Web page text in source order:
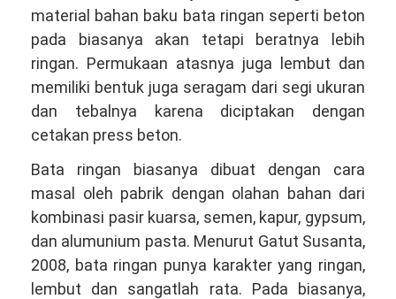
material bahan baku bata ringan seperti beton
pada biasanya akan tetapi beratnya lebih
ringan. Permukaan atasnya juga lembut dan
memiliki bentuk juga seragam dari segi ukuran
dan tebalnya karena diciptakan dengan
cetakan press beton.
Bata ringan biasanya dibuat dengan cara
masal oleh pabrik dengan olahan bahan dari
kombinasi pasir kuarsa, semen, kapur, gypsum,
dan alumunium pasta. Menurut Gatut Susanta,
2008, bata ringan punya karakter yang ringan,
lembut dan sangatlah rata. Pada biasanya,